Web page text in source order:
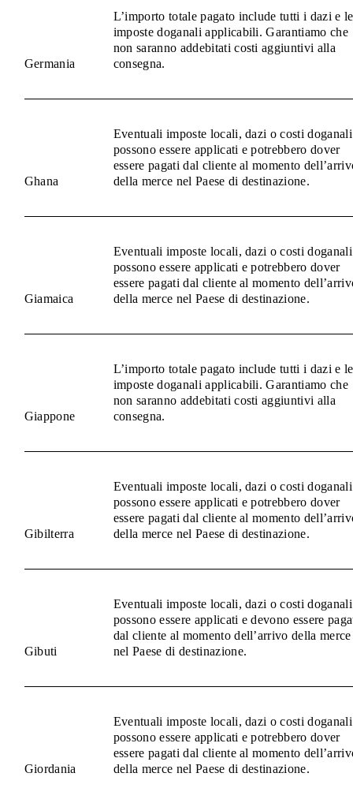
Germania
L’importo totale pagato include tutti i dazi e le
imposte doganali applicabili. Garantiamo che
non saranno addebitati costi aggiuntivi alla
consegna.
Ghana
Eventuali imposte locali, dazi o costi doganali
possono essere applicati e potrebbero dover
essere pagati dal cliente al momento
della merce nel Paese di destinazione.
Giamaica
Eventuali imposte locali, dazi o costi doganali
possono essere applicati e potrebbero dover
essere pagati dal cliente al momento
della merce nel Paese di destinazione.
Giappone
L’importo totale pagato include tutti i dazi e le
imposte doganali applicabili. Garantiamo che
non saranno addebitati costi aggiuntivi alla
consegna.
Gibilterra
Eventuali imposte locali, dazi o costi doganali
possono essere applicati e potrebbero dover
essere pagati dal cliente al momento
della merce nel Paese di destinazione.
Gibuti
Eventuali imposte locali, dazi o costi doganali
possono essere applicati e devono essere
dal cliente al momento dell’arrivo della merce
nel Paese di destinazione.
Giordania
Eventuali imposte locali, dazi o costi doganali
possono essere applicati e potrebbero dover
essere pagati dal cliente al momento
della merce nel Paese di destinazione.